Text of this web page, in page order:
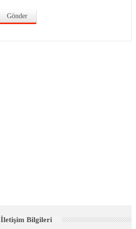
İletişim Bilgileri